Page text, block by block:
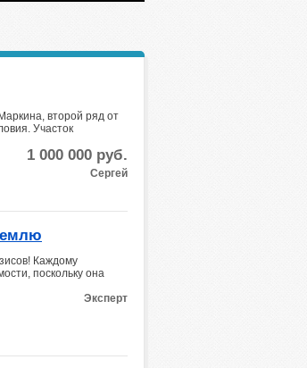
второй ряд от
Участок
1 000 000 руб.
Сергей
Каждому
поскольку она
Эксперт